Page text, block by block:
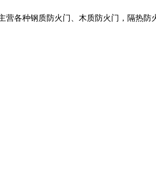
各种钢质防火门、木质防火门，隔热